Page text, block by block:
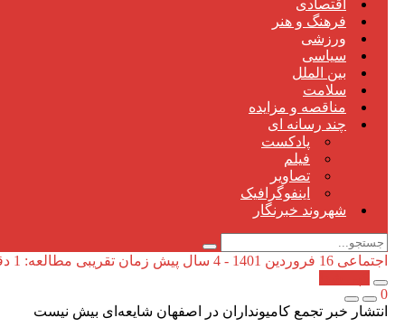
اقتصادی
فرهنگ و هنر
ورزشی
سیاسی
بین الملل
سلامت
مناقصه و مزایده
چند رسانه ای
پادکست
فیلم
تصاویر
اینفوگرافیک
شهروند خبرنگار
اجتماعی 16 فروردین 1401 - 4 سال پیش
زمان تقریبی مطالعه: 1 دقیقه
0
انتشار خبر تجمع کامیونداران در اصفهان شایعه‌ای بیش نیست